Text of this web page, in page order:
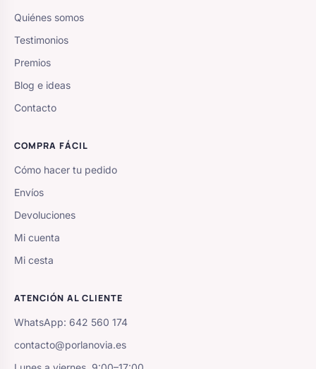
Quiénes somos
Testimonios
Premios
Blog e ideas
Contacto
COMPRA FÁCIL
Cómo hacer tu pedido
Envíos
Devoluciones
Mi cuenta
Mi cesta
ATENCIÓN AL CLIENTE
WhatsApp: 642 560 174
contacto@porlanovia.es